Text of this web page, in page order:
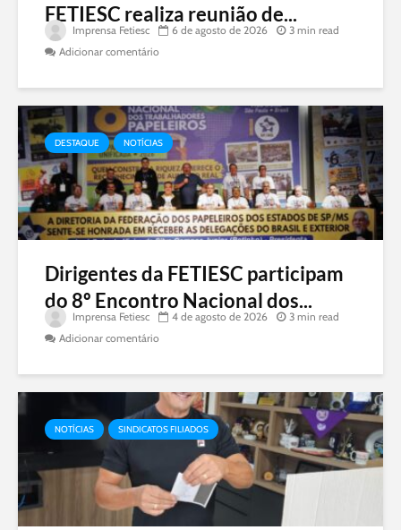
FETIESC realiza reunião de...
Imprensa Fetiesc 6 de agosto de 2026
3 min read
Adicionar comentário
DESTAQUE NOTÍCIAS
Dirigentes da FETIESC participam
do 8º Encontro Nacional dos...
Imprensa Fetiesc 4 de agosto de 2026
3 min read
Adicionar comentário
NOTÍCIAS SINDICATOS FILIADOS